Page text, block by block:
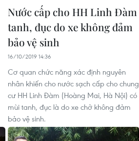
Nước cấp cho HH Linh Đàm
tanh, đục do xe không đảm
bảo vệ sinh
16/10/2019 14:36
Cơ quan chức năng xác định nguyên
nhân khiến cho nước sạch cấp cho chung
cư HH Linh Đàm (Hoàng Mai, Hà Nội) có
mùi tanh, đục là do xe chở không đảm
bảo vệ sinh.